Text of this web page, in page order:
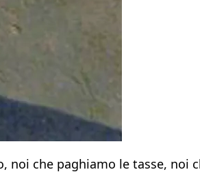
che paghiamo le tasse, noi